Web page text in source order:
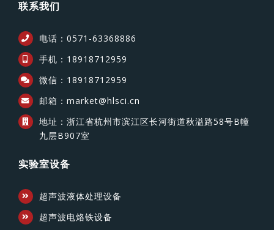
联系我们
电话：0571-63368886
手机：18918712959
微信：18918712959
邮箱：market@hlsci.cn
地址：浙江省杭州市滨江区长河街道秋溢路58号B幢
九层B907室
实验室设备
超声波液体处理设备
超声波电烙铁设备